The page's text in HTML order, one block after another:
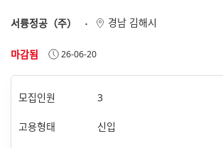
서륭정공（주） 경남 김해시
마감됨 26-06-20
모집인원 3
고용형태 신입